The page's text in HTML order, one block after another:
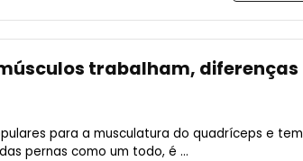
trabalham, diferenças
para a musculatura do quadríceps e tem
pernas como um todo, é ...